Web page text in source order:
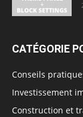
CATÉGORIE
Conseils
Investissement
Construction et